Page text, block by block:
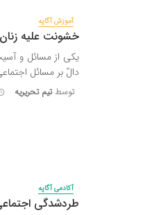
آموزش آگاپه
خشونت علیه
یکی از مسائل و
دالّ بر مسائل
توسطتیم تحریریه
آکادمی آگاپه
طردشدگی